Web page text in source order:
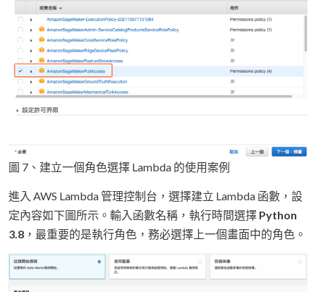
圖 7、建立一個角色選擇 Lambda 的使用案例
進入 AWS Lambda 管理控制台，選擇建立 Lambda 函數，設
定內容如下圖所示。輸入函數名稱，執行時間選擇 Python
3.8 ，最重要的是執行角色，務必選擇上一個畫面中的角色。